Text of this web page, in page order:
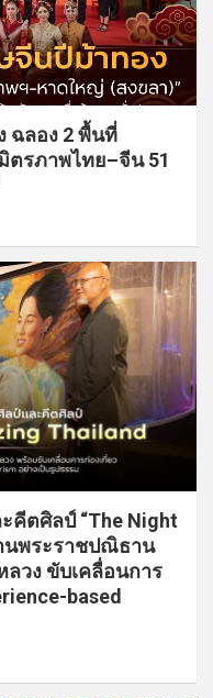
ฉลอง 2 พื้นที่
ตรภาพไทย–จีน 51
คีตศิลป์ “The Night
นพระราชปณิธาน
วง ขับเคลื่อนการ
based